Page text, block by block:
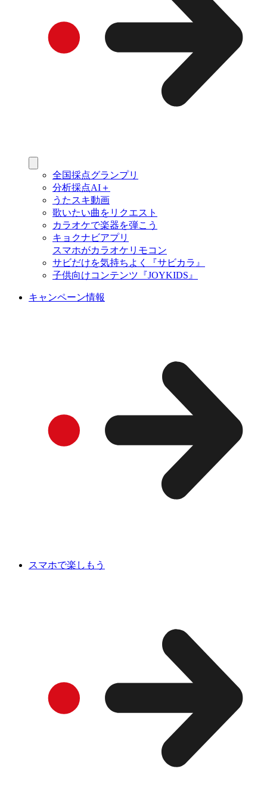
全国採点グランプリ
分析採点AI＋
うたスキ動画
歌いたい曲をリクエスト
カラオケで楽器を弾こう
キョクナビアプリ
スマホがカラオケリモコン
サビだけを気持ちよく『サビカラ』
子供向けコンテンツ『JOYKIDS』
キャンペーン情報
スマホで楽しもう